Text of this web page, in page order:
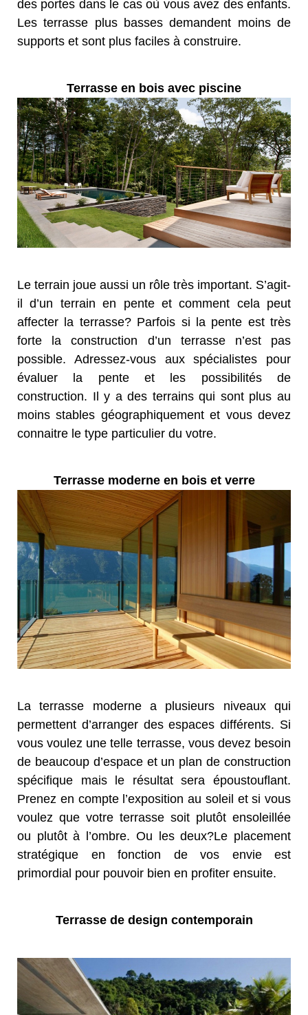
des portes dans le cas où vous avez des enfants.
Les terrasse plus basses demandent moins de
supports et sont plus faciles à construire.
Terrasse en bois avec piscine
Le terrain joue aussi un rôle très important. S’agit-
il d’un terrain en pente et comment cela peut
affecter la terrasse? Parfois si la pente est très
forte la construction d’un terrasse n’est pas
possible. Adressez-vous aux spécialistes pour
évaluer la pente et les possibilités de
construction. Il y a des terrains qui sont plus au
moins stables géographiquement et vous devez
connaitre le type particulier du votre.
Terrasse moderne en bois et verre
La terrasse moderne a plusieurs niveaux qui
permettent d’arranger des espaces différents. Si
vous voulez une telle terrasse, vous devez besoin
de beaucoup d’espace et un plan de construction
spécifique mais le résultat sera époustouflant.
Prenez en compte l’exposition au soleil et si vous
voulez que votre terrasse soit plutôt ensoleillée
ou plutôt à l’ombre. Ou les deux?Le placement
stratégique en fonction de vos envie est
primordial pour pouvoir bien en profiter ensuite.
Terrasse de design contemporain